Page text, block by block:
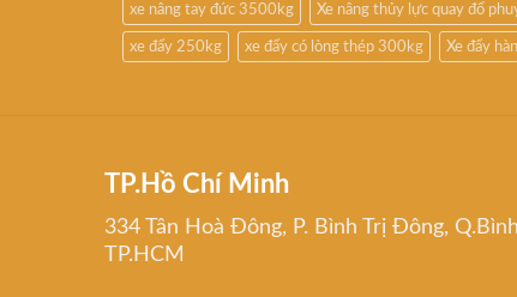
xe nâng tay đức 3500kg Xe nâng thủy lực quay đổ
xe đẩy 250kg xe đẩy có lòng thép 300kg Xe đẩy
TP.Hồ Chí Minh
334 Tân Hoà Đông, P. Bình Trị Đông,
TP.HCM